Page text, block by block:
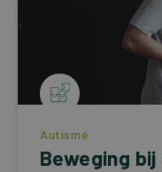
Autisme
Beweging